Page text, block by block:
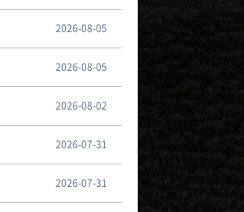
2026-08-05
2026-08-05
2026-08-02
2026-07-31
2026-07-31